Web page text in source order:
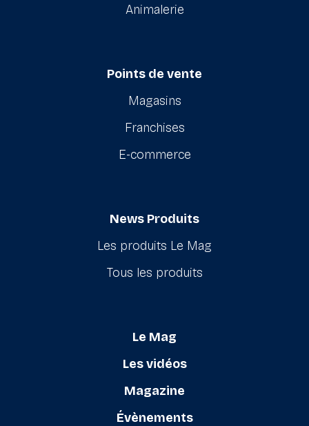
Animalerie
Points de vente
Magasins
Franchises
E-commerce
News Produits
Les produits Le Mag
Tous les produits
Le Mag
Les vidéos
Magazine
Évènements